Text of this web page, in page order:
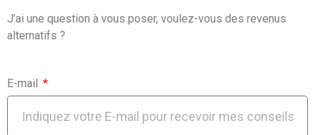
J’ai une question à vous poser, voulez-vous des revenus
alternatifs ?
E-mail